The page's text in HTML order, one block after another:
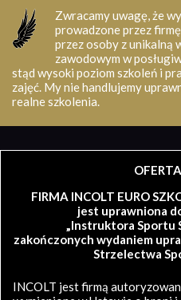
Zwracamy uwagę, że
prowadzone przez
przez osoby z unikalną
zawodowym w
stąd wysoki poziom szkoleń i
zajęć. My nie handlujemy
realne szkolenia.
FIRMA INCOLT EURO
jest uprawniona
„Instruktora Sportu
zakończonych wydaniem
Strzelectwa
INCOLT jest firmą